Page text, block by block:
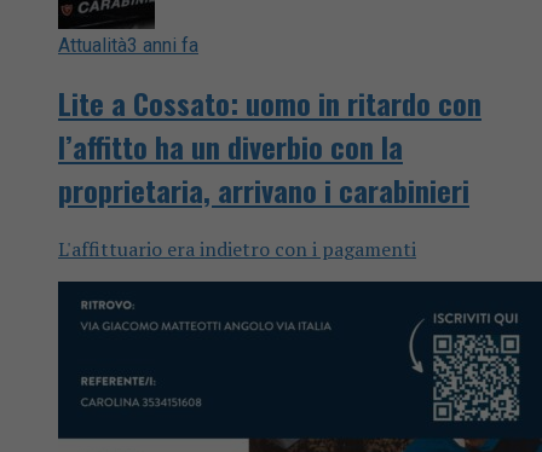
Attualità3 anni fa
Lite a Cossato: uomo in ritardo con
l’affitto ha un diverbio con la
proprietaria, arrivano i carabinieri
L'affittuario era indietro con i pagamenti